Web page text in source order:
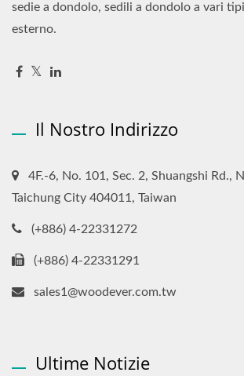
sedie a dondolo, sedili a dondolo a vari
esterno.
Il Nostro Indirizzo
4F.-6, No. 101, Sec. 2, Shuangshi Rd.,
Taichung City 404011, Taiwan
(+886) 4-22331272
(+886) 4-22331291
sales1@woodever.com.tw
Ultime Notizie